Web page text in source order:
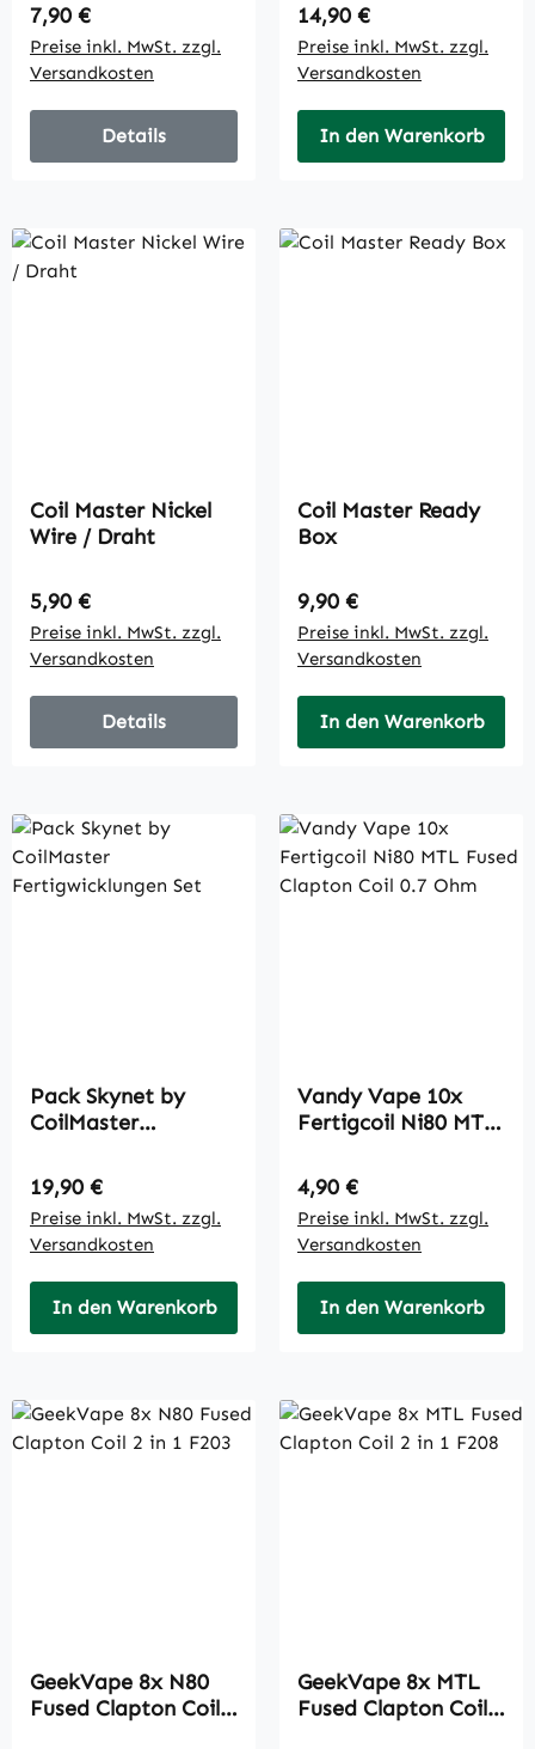
Regulärer Preis:
7,90 €
Preise inkl. MwSt. zzgl.
Versandkosten
Details
Regulärer Preis:
14,90 €
Preise inkl. MwSt. zzgl.
Versandkosten
In den Warenkorb
Coil Master Nickel
Wire / Draht
Regulärer Preis:
5,90 €
Preise inkl. MwSt. zzgl.
Versandkosten
Details
Coil Master Ready
Box
Regulärer Preis:
9,90 €
Preise inkl. MwSt. zzgl.
Versandkosten
In den Warenkorb
Pack Skynet by
CoilMaster
Set
Regulärer Preis:
19,90 €
Preise inkl. MwSt. zzgl.
Versandkosten
In den Warenkorb
Vandy Vape 10x
Fertigcoil Ni80 MTL
0.7 Ohm
Regulärer Preis:
4,90 €
Preise inkl. MwSt. zzgl.
Versandkosten
In den Warenkorb
GeekVape 8x N80
Fused Clapton Coil 2
GeekVape 8x MTL
Fused Clapton Coil 2